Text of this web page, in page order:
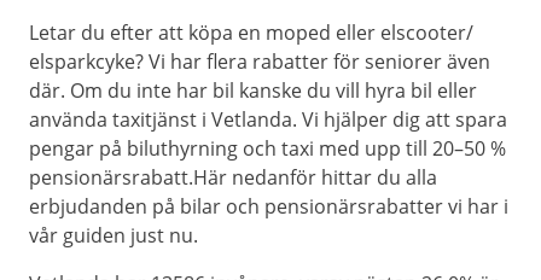
Letar du efter att köpa en moped eller elscooter/
elsparkcyke? Vi har flera rabatter för seniorer även
där. Om du inte har bil kanske du vill hyra bil eller
använda taxitjänst i Vetlanda. Vi hjälper dig att spara
pengar på biluthyrning och taxi med upp till 20–50 %
pensionärsrabatt.Här nedanför hittar du alla
erbjudanden på bilar och pensionärsrabatter vi har i
vår guiden just nu.